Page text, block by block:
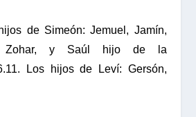
de Simeón: Jemuel, Jamín,
Zohar, y Saúl hijo de la
Los hijos de Leví: Gersón,